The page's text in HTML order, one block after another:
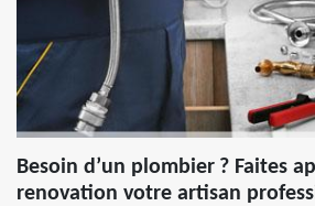
Besoin d’un plombier ? Faites
renovation votre artisan